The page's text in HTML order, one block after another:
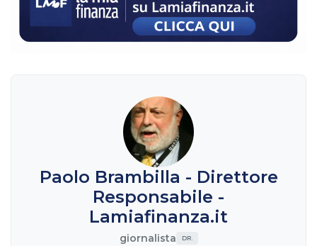
Paolo Brambilla - Direttore
Responsabile -
Lamiafinanza.it
giornalista DR.